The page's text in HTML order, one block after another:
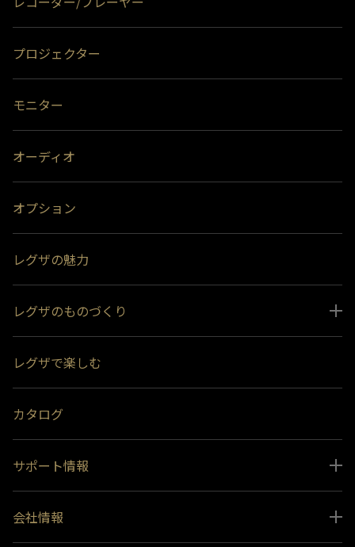
プロジェクター
モニター
オーディオ
オプション
レグザの魅力
レグザのものづくり
受賞履歴
おすすめ番組
レグザで楽しむ
カタログ
サポート情報
インフォメーション 一覧
会社情報